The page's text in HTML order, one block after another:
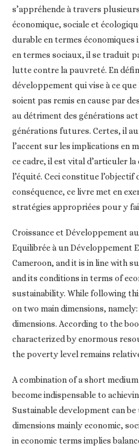
s’appréhende à travers
économique, sociale et
durable en termes économiques
en termes sociaux, il se traduit
lutte contre la pauvreté. En
développement qui vise à ce que
soient pas remis en cause par
au détriment des générations
générations futures. Certes, il
l’accent sur les implications en
ce cadre, il est vital d’articuler la
l’équité. Ceci constitue l’objectif
conséquence, ce livre met en
stratégies appropriées pour y
Croissance et Développement
Equilibrée à un Développement
Cameroon, and it is in line with
and its conditions in terms of
sustainability. While following
on two main dimensions,
dimensions. According to the
characterized by enormous
the poverty level remains
A combination of a short
become indispensable to
Sustainable development can
dimensions mainly economic,
in economic terms implies